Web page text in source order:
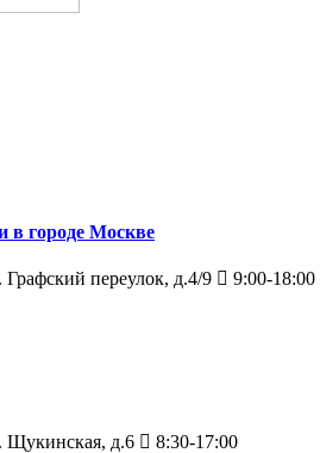
в городе Москве
переулок, д.4/9 9:00-18:00
Щукинская, д.6 8:30-17:00